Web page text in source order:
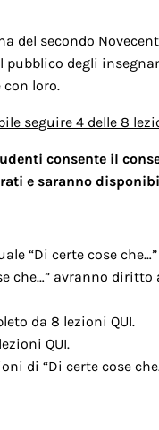
del secondo
degli
loro.
seguire 4 delle 8
consente il
e saranno
“Di certe cose
che…” avranno
da 8 lezioni QUI.
QUI.
di “Di certe cose